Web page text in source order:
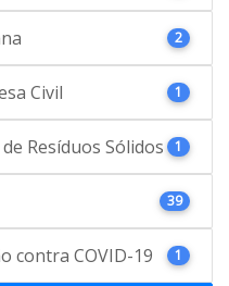
2
Civil 1
Resíduos Sólidos 1
39
contra COVID-19 1